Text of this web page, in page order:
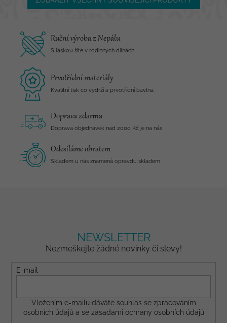
Ruční výroba z Nepálu
S láskou šité v rodinných dílnách
Prvotřídní materiály
Kvalitní tisk co vydrží a prvotřídní bavlna
Doprava zdarma
Doprava objednávek nad 2000 Kč je na nás
Odesíláme obratem
Skladem u nás znamená opravdu skladem
NEWSLETTER
Nezmeškejte žádné novinky či slevy!
E-mail
Vložením e-mailu dáváte souhlas se zpracováním
osobních údajů a se zásadami ochrany osobních údajů